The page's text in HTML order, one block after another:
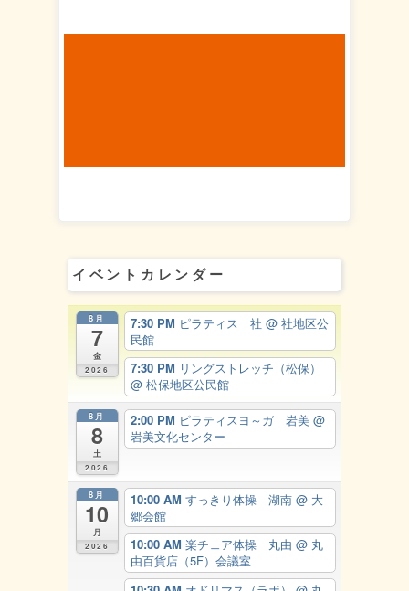
イベントカレンダー
8月
7
金
2026
7:30 PM ピラティス 社 @ 社地区公
民館
7:30 PM リングストレッチ（松保）
@ 松保地区公民館
8月
8
土
2026
2:00 PM ピラティスヨ～ガ 岩美 @
岩美文化センター
8月
10
月
2026
10:00 AM すっきり体操 湖南 @ 大
郷会館
10:00 AM 楽チェア体操 丸由 @ 丸
由百貨店（5F）会議室